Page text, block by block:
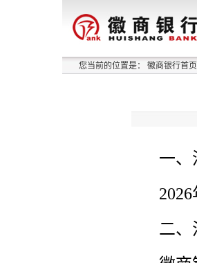
您当前的位置是： 徽商银行首页